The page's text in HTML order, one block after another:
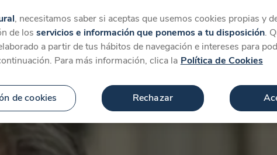
Favoritos Más
, necesitamos saber si aceptas que usemos cookies propias y
de los servicios e información que ponemos a tu disposición.
a partir de tus hábitos de navegación e intereses para
Para más información, clica la Política de Cookies
de cookies Rechazar